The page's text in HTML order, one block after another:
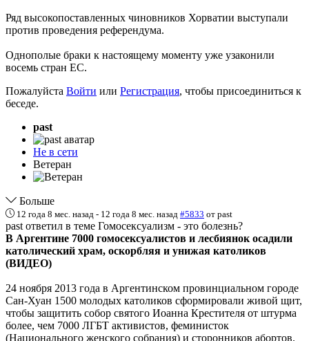
Ряд высокопоставленных чиновников Хорватии выступали
против проведения референдума.
Однополые браки к настоящему моменту уже узаконили
восемь стран ЕС.
Пожалуйста Войти или Регистрация, чтобы присоединиться к
беседе.
past
Не в сети
Ветеран
Больше
12 года 8 мес. назад - 12 года 8 мес. назад #5833 от past
past ответил в теме Гомосексуализм - это болезнь?
В Аргентине 7000 гомосексуалистов и лесбиянок осадили
католический храм, оскорбляя и унижая католиков
(ВИДЕО)
24 ноября 2013 года в Аргентинском провинциальном городе
Сан-Хуан 1500 молодых католиков сформировали живой щит,
чтобы защитить собор святого Иоанна Крестителя от штурма
более, чем 7000 ЛГБТ активистов, феминисток
(Национального женского собрания) и сторонников абортов.